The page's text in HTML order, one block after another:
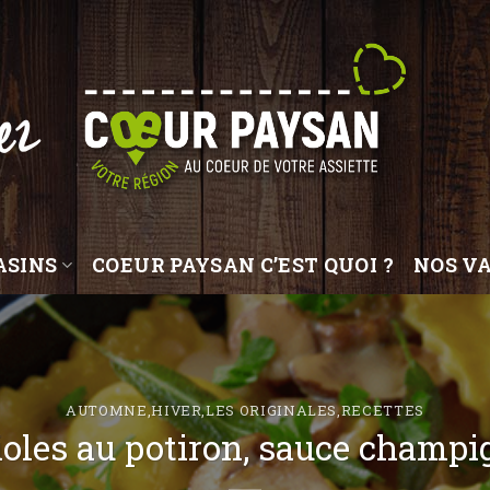
COEUR PAYSAN C’EST QUOI ? NOS
AUTOMNE,HIVER,LES ORIGINALES,RECETTES
au potiron, sauce